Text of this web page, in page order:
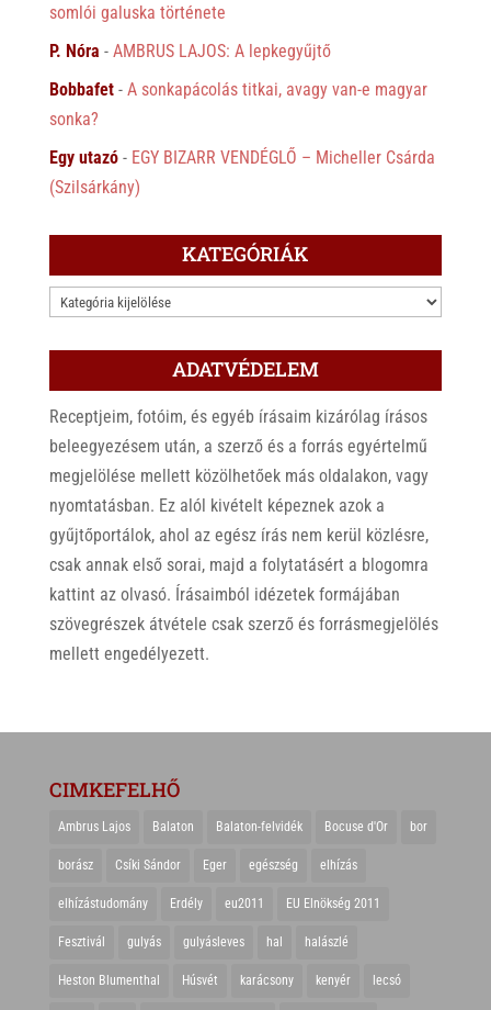
somlói galuska története
P. Nóra - AMBRUS LAJOS: A lepkegyűjtő
Bobbafet- A sonkapácolás titkai, avagy van-e magyar
sonka?
Egy utazó- EGY BIZARR VENDÉGLŐ – Micheller Csárda
(Szilsárkány)
KATEGÓRIÁK
KATEGÓRIÁK
ADATVÉDELEM
Receptjeim, fotóim, és egyéb írásaim kizárólag írásos
beleegyezésem után, a szerző és a forrás egyértelmű
megjelölése mellett közölhetőek más oldalakon, vagy
nyomtatásban. Ez alól kivételt képeznek azok a
gyűjtőportálok, ahol az egész írás nem kerül közlésre,
csak annak első sorai, majd a folytatásért a blogomra
kattint az olvasó. Írásaimból idézetek formájában
szövegrészek átvétele csak szerző és forrásmegjelölés
mellett engedélyezett.
CIMKEFELHŐ
Ambrus Lajos Balaton Balaton-felvidék Bocuse d'Or bor
borász Csíki Sándor Eger egészség elhízás
elhízástudomány Erdély eu2011 EU Elnökség 2011
Fesztivál gulyás gulyásleves hal halászlé
Heston Blumenthal Húsvét karácsony kenyér lecsó